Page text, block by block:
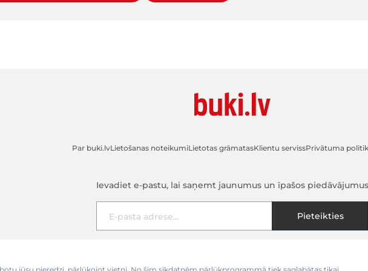
Par buki.lvLietošanas noteikumiLietotas grāmatasKlientu servissPrivātuma
Ievadiet e-pastu, lai saņemt jaunumus un īpašos piedāvājumus
Pieteikties